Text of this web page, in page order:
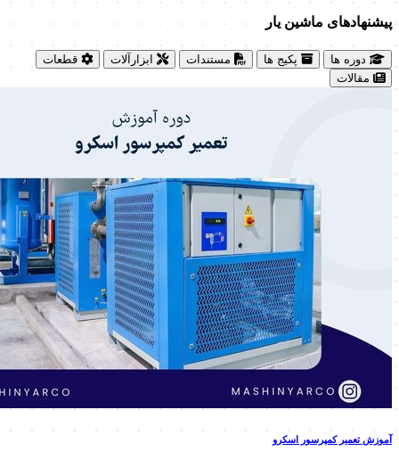
پیشنهاد‌های ماشین یار
دوره ها پکیج ها مستندات ابزارآلات
قطعات
مقالات
آموزش تعمیر کمپرسور اسکرو